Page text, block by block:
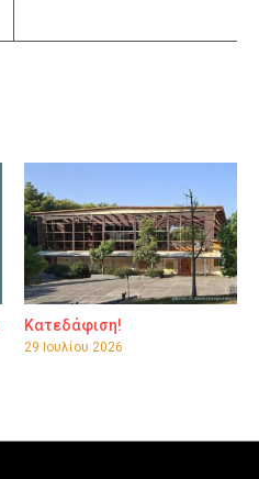
Κατεδάφιση!
29 Ιουλίου 2026